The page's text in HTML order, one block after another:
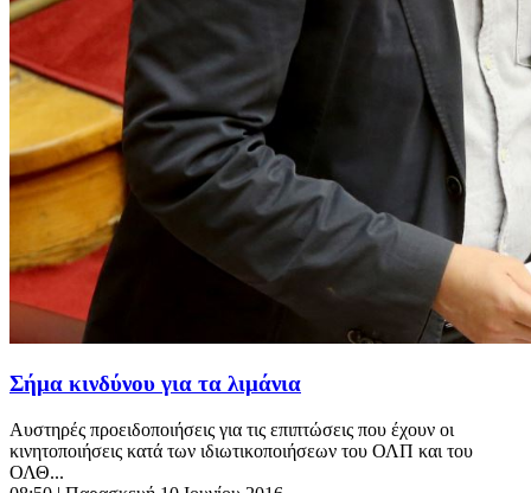
Σήμα κινδύνου για τα λιμάνια
Αυστηρές προειδοποιήσεις για τις επιπτώσεις που έχουν οι
κινητοποιήσεις κατά των ιδιωτικοποιήσεων του ΟΛΠ και του
ΟΛΘ...